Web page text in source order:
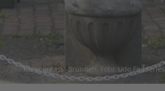
Klappergass'-Brunnen, Foto: Udo Fedderies